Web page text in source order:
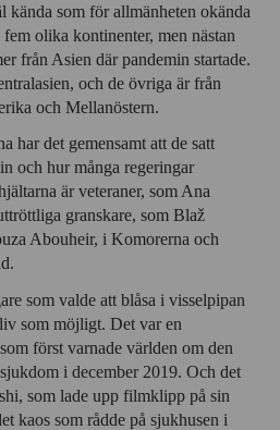
kända som för allmänheten okända
olika kontinenter, men nästan
från Asien där pandemin startade.
och de övriga är från
och Mellanöstern.
har det gemensamt att de satt
och hur många regeringar
är veteraner, som Ana
granskare, som Blaž
Abouheir, i Komorerna och
som valde att blåsa i visselpipan
som möjligt. Det var en
först varnade världen om den
i december 2019. Och det
som lade upp filmklipp på sin
kaos som rådde på sjukhusen i